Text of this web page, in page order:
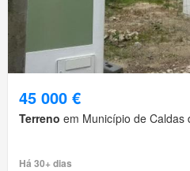
45 000 €
Terreno em Município de Caldas
Há 30+ dias